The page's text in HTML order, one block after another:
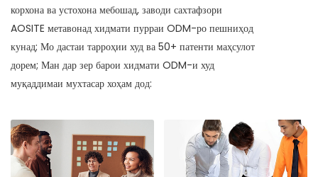
корхона ва устохона мебошад, заводи сахтафзори
AOSITE метавонад хидмати пурраи ODM-ро пешниҳод
кунад; Мо дастаи тарроҳии худ ва 50+ патенти маҳсулот
дорем; Ман дар зер барои хидмати ODM-и худ
муқаддимаи мухтасар хоҳам дод: